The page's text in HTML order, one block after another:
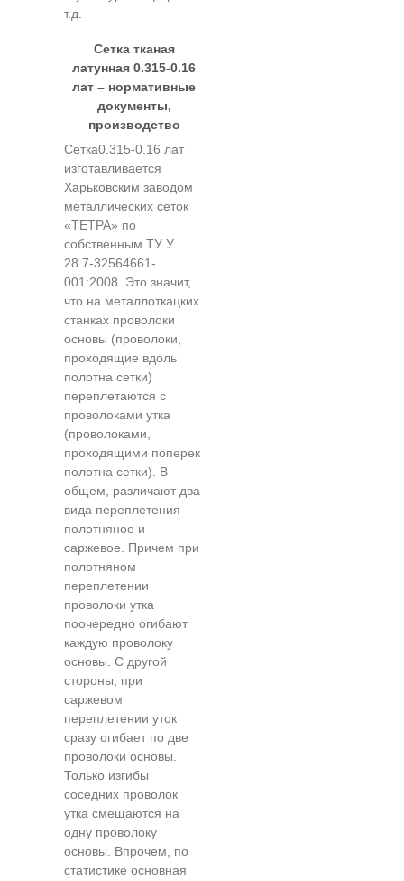
т.д.
Сетка тканая
латунная 0.315-0.16
лат – нормативные
документы,
производство
Сетка0.315-0.16 лат
изготавливается
Харьковским заводом
металлических сеток
«ТЕТРА» по
собственным ТУ У
28.7-32564661-
001:2008. Это значит,
что на металлоткацких
станках проволоки
основы (проволоки,
проходящие вдоль
полотна сетки)
переплетаются с
проволоками утка
(проволоками,
проходящими поперек
полотна сетки). В
общем, различают два
вида переплетения –
полотняное и
саржевое. Причем при
полотняном
переплетении
проволоки утка
поочередно огибают
каждую проволоку
основы. С другой
стороны, при
саржевом
переплетении уток
сразу огибает по две
проволоки основы.
Только изгибы
соседних проволок
утка смещаются на
одну проволоку
основы. Впрочем, по
статистике основная